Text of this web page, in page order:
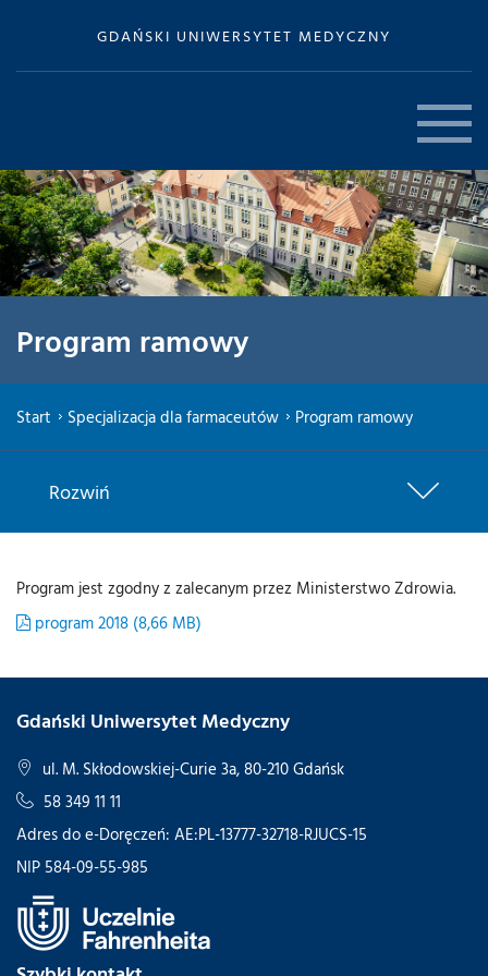
GDAŃSKI UNIWERSYTET MEDYCZNY
Program ramowy
Start Specjalizacja dla farmaceutów Program ramowy
Rozwiń
Program jest zgodny z zalecanym przez Ministerstwo Zdrowia.
program 2018 (8,66 MB)
Gdański Uniwersytet Medyczny
ul. M. Skłodowskiej-Curie 3a, 80-210 Gdańsk
58 349 11 11
Adres do e-Doręczeń: AE:PL-13777-32718-RJUCS-15
NIP 584-09-55-985